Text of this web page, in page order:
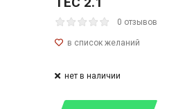
0 отзывов
нет в наличии